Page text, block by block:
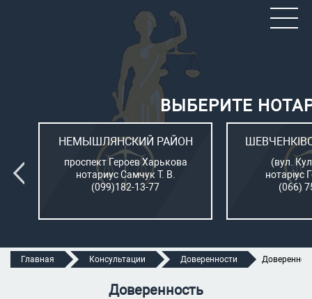
ВЫБЕРИТЕ
НЕМЫШЛЯНСКИЙ РАЙОН
проспект Героев Харькова
нотариус Самчук Т. В.
(099)182-13-77
(вул.
нотаріус
(066)
Главная Консультации Доверенности
Доверенность